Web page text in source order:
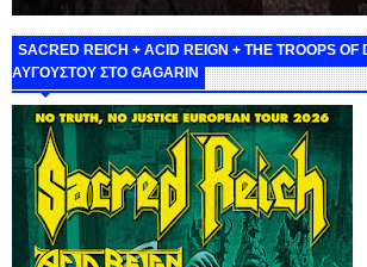
SACRED REICH + ACID REIGN + THE TROOPS OF
ΑΥΓΟΥΣΤΟΥ ΣΤΟ GAGARIN